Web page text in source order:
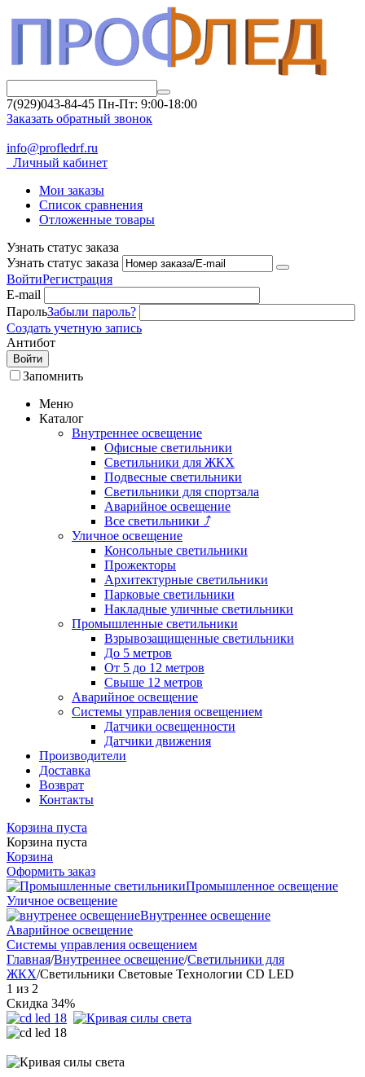
7(929)043-84-45 Пн-Пт: 9:00-18:00
Заказать обратный звонок
info@profledrf.ru
Личный кабинет
Мои заказы
Список сравнения
Отложенные товары
Узнать статус заказа
Узнать статус заказа
ВойтиРегистрация
E-mail
ПарольЗабыли пароль?
Создать учетную запись
Антибот
Войти
Запомнить
Меню
Каталог
Внутреннее освещение
Офисные светильники
Светильники для ЖКХ
Подвесные светильники
Светильники для спортзала
Аварийное освещение
Все светильники ⤴
Уличное освещение
Консольные светильники
Прожекторы
Архитектурные светильники
Парковые светильники
Накладные уличные светильники
Промышленные светильники
Взрывозащищенные светильники
До 5 метров
От 5 до 12 метров
Свыше 12 метров
Аварийное освещение
Системы управления освещением
Датчики освещенности
Датчики движения
Производители
Доставка
Возврат
Контакты
Корзина пуста
Корзина пуста
Корзина
Оформить заказ
Промышленное освещение
Уличное освещение
Внутреннее освещение
Аварийное освещение
Системы управления освещением
Главная/Внутреннее освещение/Светильники для
ЖКХ/Cветильники Световые Технологии CD LED
1 из 2
Скидка 34%